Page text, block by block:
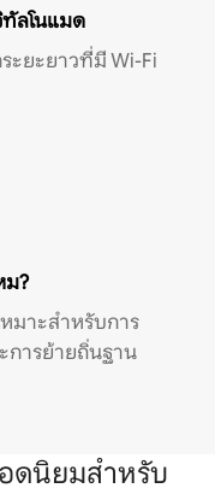
ลโนแมด
ะยะยาวที่มี Wi-Fi
ม?
มาะสำหรับการ
การย้ายถิ่นฐาน
ดนิยมสำหรับ